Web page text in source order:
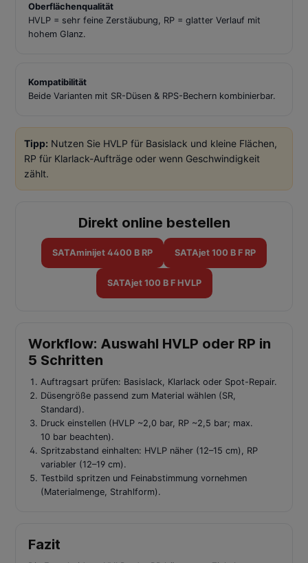
Oberflächenqualität
HVLP = sehr feine Zerstäubung, RP = glatter Verlauf mit
hohem Glanz.
Kompatibilität
Beide Varianten mit SR-Düsen & RPS-Bechern kombinierbar.
Tipp: Nutzen Sie HVLP für Basislack und kleine Flächen,
RP für Klarlack-Aufträge oder wenn Geschwindigkeit
zählt.
Direkt online bestellen
SATAminijet 4400 B RP SATAjet 100 B F RP
SATAjet 100 B F HVLP
Workflow: Auswahl HVLP oder RP in
5 Schritten
Auftragsart prüfen: Basislack, Klarlack oder Spot-Repair.
Düsengröße passend zum Material wählen (SR,
Standard).
Druck einstellen (HVLP ~2,0 bar, RP ~2,5 bar; max.
10 bar beachten).
Spritzabstand einhalten: HVLP näher (12–15 cm), RP
variabler (12–19 cm).
Testbild spritzen und Feinabstimmung vornehmen
(Materialmenge, Strahlform).
Fazit